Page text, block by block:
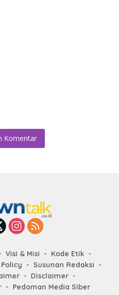
Komentar
Visi & Misi
Kode Etik
Susunan Redaksi
Disclaimer
Pedoman Media Siber